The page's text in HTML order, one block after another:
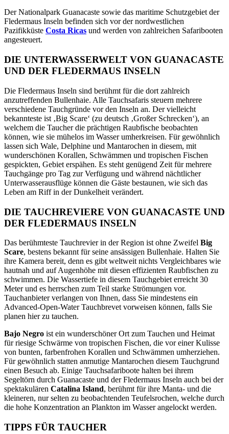
Der Nationalpark Guanacaste sowie das maritime Schutzgebiet der
Fledermaus Inseln befinden sich vor der nordwestlichen
Pazifikküste Costa Ricas und werden von zahlreichen Safaribooten
angesteuert.
DIE UNTERWASSERWELT VON GUANACASTE
UND DER FLEDERMAUS INSELN
Die Fledermaus Inseln sind berühmt für die dort zahlreich
anzutreffenden Bullenhaie. Alle Tauchsafaris steuern mehrere
verschiedene Tauchgründe vor den Inseln an. Der vielleicht
bekannteste ist ‚Big Scare‘ (zu deutsch ‚Großer Schrecken‘), an
welchem die Taucher die prächtigen Raubfische beobachten
können, wie sie mühelos im Wasser umherkreisen. Für gewöhnlich
lassen sich Wale, Delphine und Mantarochen in diesem, mit
wunderschönen Korallen, Schwämmen und tropischen Fischen
gespickten, Gebiet erspähen. Es steht genügend Zeit für mehrere
Tauchgänge pro Tag zur Verfügung und während nächtlicher
Unterwasserausflüge können die Gäste bestaunen, wie sich das
Leben am Riff in der Dunkelheit verändert.
DIE TAUCHREVIERE VON GUANACASTE UND
DER FLEDERMAUS INSELN
Das berühmteste Tauchrevier in der Region ist ohne Zweifel Big
Scare, bestens bekannt für seine ansässigen Bullenhaie. Halten Sie
ihre Kamera bereit, denn es gibt weltweit nichts Vergleichbares wie
hautnah und auf Augenhöhe mit diesen effizienten Raubfischen zu
schwimmen. Die Wassertiefe in diesem Tauchgebiet erreicht 30
Meter und es herrschen zum Teil starke Strömungen vor.
Tauchanbieter verlangen von Ihnen, dass Sie mindestens ein
Advanced-Open-Water Tauchbrevet vorweisen können, falls Sie
planen hier zu tauchen.
Bajo Negro ist ein wunderschöner Ort zum Tauchen und Heimat
für riesige Schwärme von tropischen Fischen, die vor einer Kulisse
von bunten, farbenfrohen Korallen und Schwämmen umherziehen.
Für gewöhnlich statten anmutige Mantarochen diesem Tauchgrund
einen Besuch ab. Einige Tauchsafariboote halten bei ihrem
Segeltörn durch Guanacaste und der Fledermaus Inseln auch bei der
spektakulären Catalina Island, berühmt für ihre Manta- und die
kleineren, nur selten zu beobachtenden Teufelsrochen, welche durch
die hohe Konzentration an Plankton im Wasser angelockt werden.
TIPPS FÜR TAUCHER